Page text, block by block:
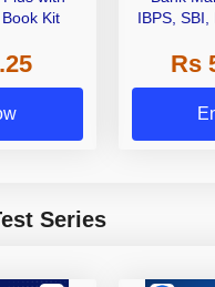
Kit
IBPS, SBI,
OtherRs
Series